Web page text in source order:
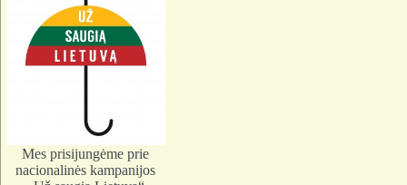
Mes prisijungėme prie
nacionalinės kampanijos